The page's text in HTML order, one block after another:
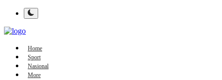
Home
Sport
Nasional
More